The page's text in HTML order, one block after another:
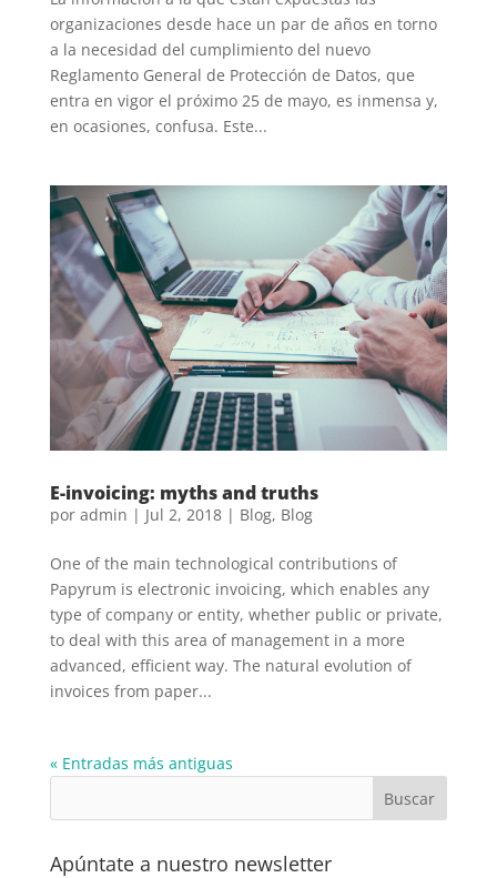
organizaciones desde hace un par de años en torno
a la necesidad del cumplimiento del nuevo
Reglamento General de Protección de Datos, que
entra en vigor el próximo 25 de mayo, es inmensa y,
en ocasiones, confusa. Este...
E-invoicing: myths and truths
por admin | Jul 2, 2018| Blog, Blog
One of the main technological contributions of
Papyrum is electronic invoicing, which enables any
type of company or entity, whether public or private,
to deal with this area of management in a more
advanced, efficient way. The natural evolution of
invoices from paper...
« Entradas más antiguas
Apúntate a nuestro newsletter